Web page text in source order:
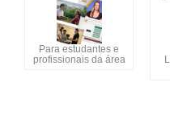
Para estudantes e
profissionais da área